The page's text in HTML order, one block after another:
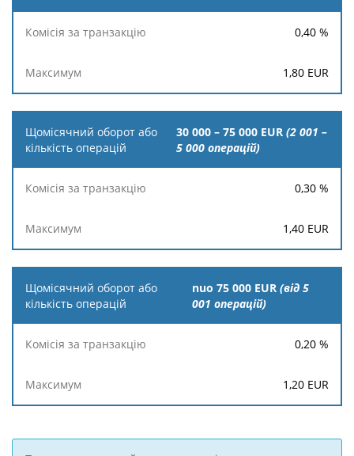
0,40 %
1,80 EUR
30 000 – 75 000 EUR(2 001 –
5 000 oперацій)
0,30 %
1,40 EUR
nuo 75 000 EUR (від 5
001 oперацій)
0,20 %
1,20 EUR